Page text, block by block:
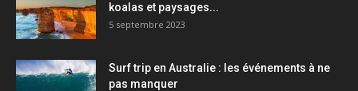
koalas et paysages...
5 septembre 2023
Surf trip en Australie : les événements à ne
pas manquer